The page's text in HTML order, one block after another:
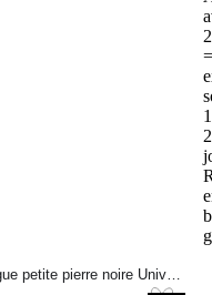
=
2
Bague petite pierre noire Universe